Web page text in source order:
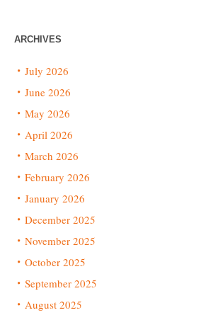
ARCHIVES
July 2026
June 2026
May 2026
April 2026
March 2026
February 2026
January 2026
December 2025
November 2025
October 2025
September 2025
August 2025